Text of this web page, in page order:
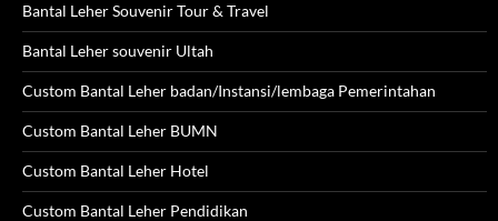
Bantal Leher Souvenir Tour & Travel
Bantal Leher souvenir Ultah
Custom Bantal Leher badan/Instansi/lembaga Pemerintahan
Custom Bantal Leher BUMN
Custom Bantal Leher Hotel
Custom Bantal Leher Pendidikan